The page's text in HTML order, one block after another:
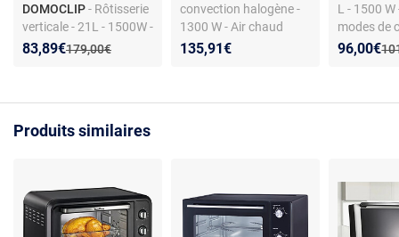
DOMOCLIP- Rôtisserie
verticale - 21L - 1500W -
Grill volaille et viande -
Ancien prix :
179,00€
Nouveau prix :
83,89€
Réduction de :
convection halogène -
1300 W - Air chaud
avec ventilateur -
135,91€
L - 1500 W
modes de
Nouveau
96,00€
Produits similaires